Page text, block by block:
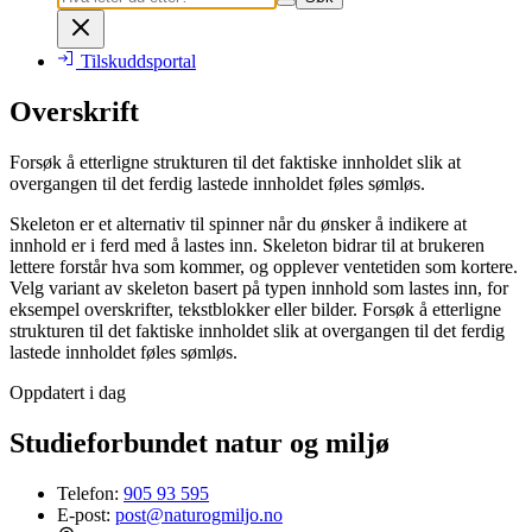
Tilskuddsportal
Overskrift
Forsøk å etterligne strukturen til det faktiske innholdet slik at
overgangen til det ferdig lastede innholdet føles sømløs.
Skeleton er et alternativ til spinner når du ønsker å indikere at
innhold er i ferd med å lastes inn. Skeleton bidrar til at brukeren
lettere forstår hva som kommer, og opplever ventetiden som kortere.
Velg variant av skeleton basert på typen innhold som lastes inn, for
eksempel overskrifter, tekstblokker eller bilder. Forsøk å etterligne
strukturen til det faktiske innholdet slik at overgangen til det ferdig
lastede innholdet føles sømløs.
Oppdatert i dag
Studieforbundet natur og miljø
Telefon: 905 93 595
E-post: post@naturogmiljo.no